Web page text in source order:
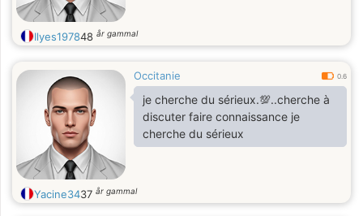
Ilyes197848 år gammal
Occitanie 0.6
je cherche du sérieux.💯..cherche à
discuter faire connaissance je
cherche du sérieux
Yacine3437 år gammal